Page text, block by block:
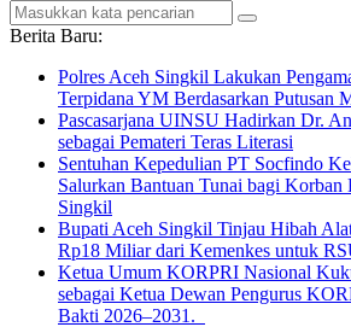
Berita Baru:
Polres Aceh Singkil Lakukan
Terpidana YM Berdasarkan Putusan
Pascasarjana UINSU Hadirkan Dr.
sebagai Pemateri Teras Literasi
Sentuhan Kepedulian PT Socfindo
Salurkan Bantuan Tunai bagi Korban
Singkil
Bupati Aceh Singkil Tinjau Hibah
Rp18 Miliar dari Kemenkes untuk
Ketua Umum KORPRI Nasional
sebagai Ketua Dewan Pengurus
Bakti 2026–2031.